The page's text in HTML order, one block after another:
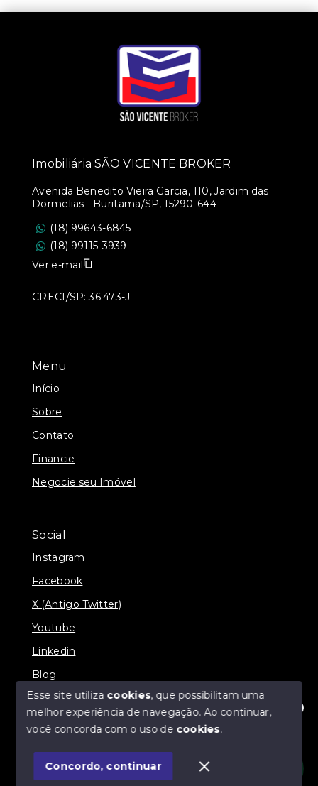
Olá! Estamos disponíveis para te ajudar.
Menu
Início
Sobre
Contato
Financie
Negocie seu Imóvel
Social
Instagram
Facebook
X (Antigo Twitter)
Youtube
Linkedin
Blog
© Copyright 2026 - Imobiliária SÃO VICENTE
SITE PARA IMOBILIARIA
Imobiliária SÃO VICENTE BROKER
Avenida Benedito Vieira Garcia, 110, Jardim das
Dormelias - Buritama/SP, 15290-644
(18) 99643-6845
(18) 99115-3939
Ver e-mail
CRECI/SP: 36.473-J
Esse site utiliza cookies, que possibilitam uma
melhor experiência de navegação.Ao continuar,
você concorda com o uso de cookies.
Concordo, continuar